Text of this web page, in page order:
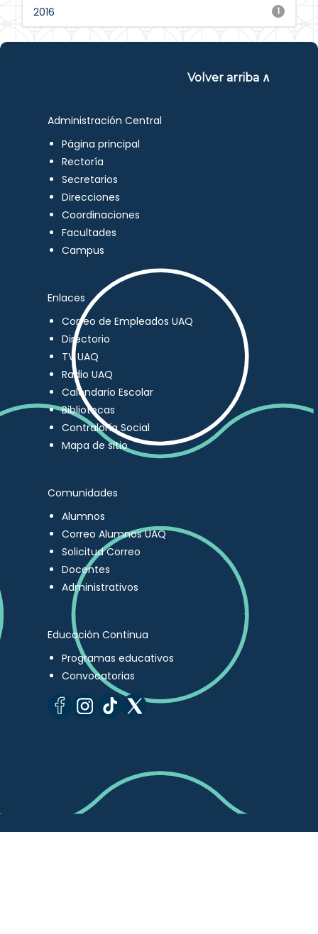
1
2016
Volver arriba ∧
Administración Central
Página principal
Rectoría
Secretarios
Direcciones
Coordinaciones
Facultades
Campus
Enlaces
Correo de Empleados UAQ
Directorio
TV UAQ
Radio UAQ
Calendario Escolar
Bibliotecas
Contraloría Social
Mapa de sitio
Comunidades
Alumnos
Correo Alumnos UAQ
Solicitud Correo
Docentes
Administrativos
Educación Continua
Programas educativos
Convocatorias